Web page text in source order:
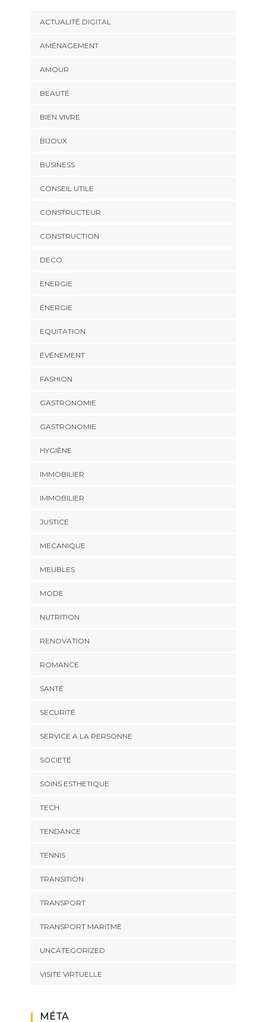
ACTUALITÉ DIGITAL
AMÉNAGEMENT
AMOUR
BEAUTÉ
BIEN VIVRE
BIJOUX
BUSINESS
CONSEIL UTILE
CONSTRUCTEUR
CONSTRUCTION
DECO
ENERGIE
ÉNERGIE
EQUITATION
ÉVÉNEMENT
FASHION
GASTRONOMIE
GASTRONOMIE
HYGIÈNE
IMMOBILIER
IMMOBILIER
JUSTICE
MECANIQUE
MEUBLES
MODE
NUTRITION
RENOVATION
ROMANCE
SANTÉ
SECURITÉ
SERVICE A LA PERSONNE
SOCIETÉ
SOINS ESTHETIQUE
TECH
TENDANCE
TENNIS
TRANSITION
TRANSPORT
TRANSPORT MARITME
UNCATEGORIZED
VISITE VIRTUELLE
MÉTA